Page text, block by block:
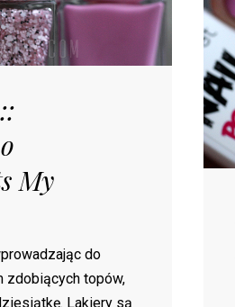
My
do
zdobiących topów,
Lakiery są